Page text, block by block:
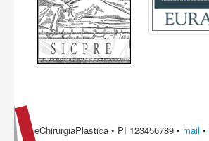
eChirurgiaPlastica • PI 123456789 • mail •